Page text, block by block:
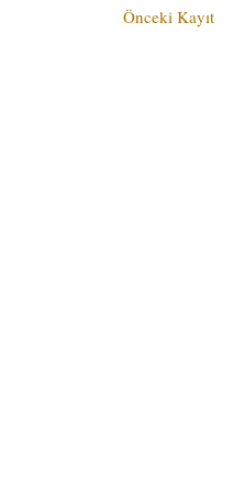
Önceki Kayıt